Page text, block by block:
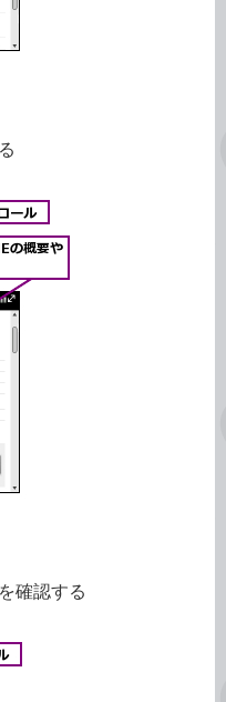
確認する